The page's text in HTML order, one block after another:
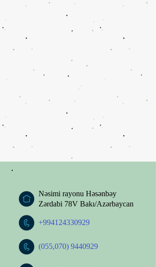
Nəsimi rayonu Həsənbəy
Zərdabi 78V Bakı/Azərbaycan
+994124330929
(055,070) 9440929